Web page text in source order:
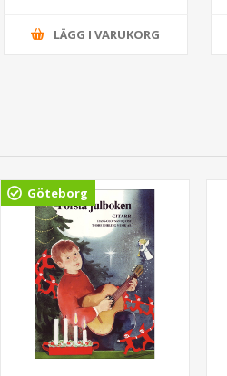
LÄGG I VARUKORG
Göteborg